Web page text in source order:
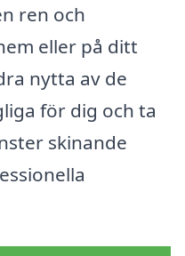
ren och
eller på ditt
nytta av de
för dig och ta
skinande